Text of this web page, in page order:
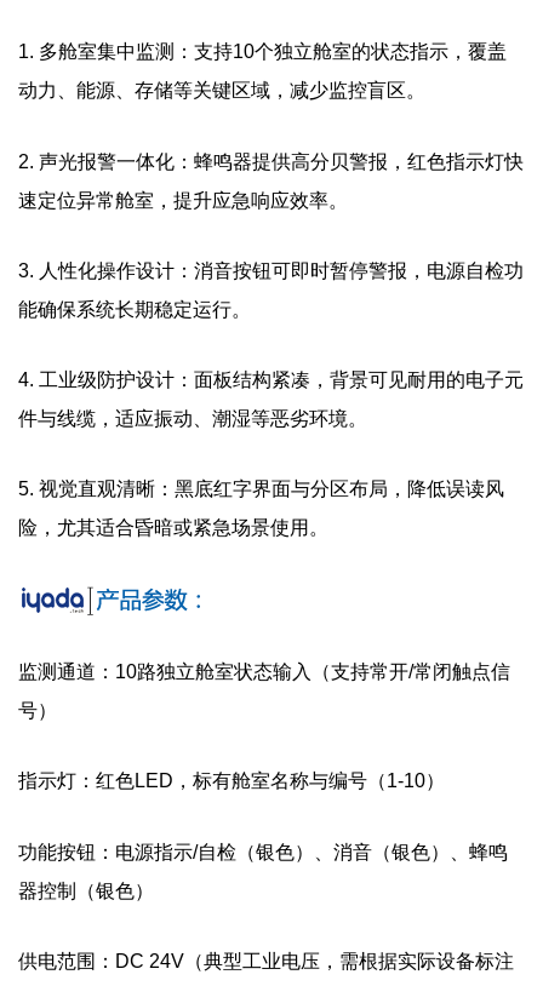
1. 多舱室集中监测：支持10个独立舱室的状态指示，覆盖
动力、能源、存储等关键区域，减少监控盲区。
2. 声光报警一体化：蜂鸣器提供高分贝警报，红色指示灯快
速定位异常舱室，提升应急响应效率。
3. 人性化操作设计：消音按钮可即时暂停警报，电源自检功
能确保系统长期稳定运行。
4. 工业级防护设计：面板结构紧凑，背景可见耐用的电子元
件与线缆，适应振动、潮湿等恶劣环境。
5. 视觉直观清晰：黑底红字界面与分区布局，降低误读风
险，尤其适合昏暗或紧急场景使用。
监测通道：10路独立舱室状态输入（支持常开/常闭触点信
号）
指示灯：红色LED，标有舱室名称与编号（1-10）
功能按钮：电源指示/自检（银色）、消音（银色）、蜂鸣
器控制（银色）
供电范围：DC 24V（典型工业电压，需根据实际设备标注